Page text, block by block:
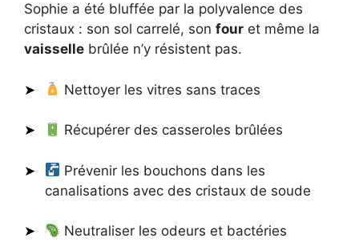
Sophie a été bluffée par la polyvalence des
cristaux : son sol carrelé, son four et même la
vaisselle brûlée n’y résistent pas.
Nettoyer les vitres sans traces
Récupérer des casseroles brûlées
Prévenir les bouchons dans les
canalisations avec des cristaux de soude
Neutraliser les odeurs et bactéries